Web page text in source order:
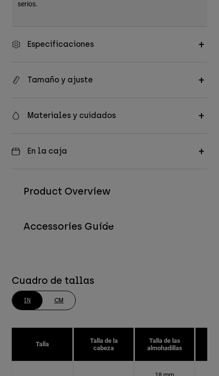
serios.
Especificaciones
Tamaño y ajuste
Materiales y cuidados
En la caja
Product Overview
Accessories Guide
Cuadro de tallas
IN CM
Talla
Talla de la
cabeza
Talla de las
almohadillas